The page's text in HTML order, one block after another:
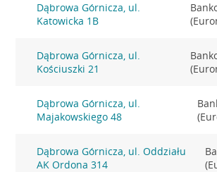
Dąbrowa Górnicza, ul.
Katowicka 1B
Dąbrowa Górnicza, ul.
Kościuszki 21
Dąbrowa Górnicza, ul.
Majakowskiego 48
Dąbrowa Górnicza, ul. Oddziału
AK Ordona 314